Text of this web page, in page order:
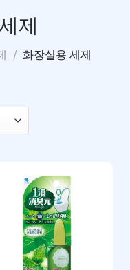
제
/ 화장실용 세제